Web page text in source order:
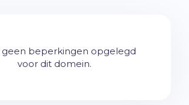
geen beperkingen opgelegd
voor dit domein.